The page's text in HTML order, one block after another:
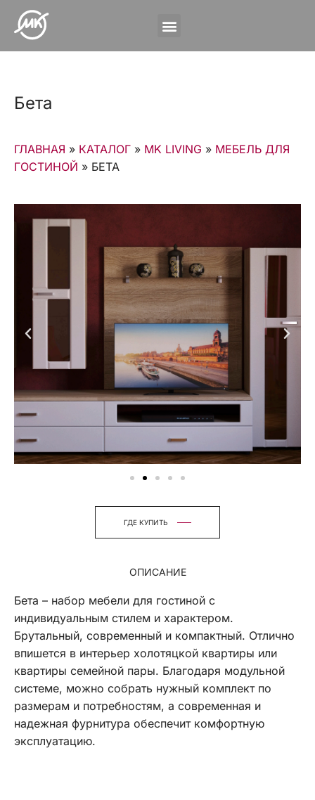
Бета
ГЛАВНАЯ » КАТАЛОГ » MK LIVING » МЕБЕЛЬ ДЛЯ
ГОСТИНОЙ » БЕТА
ГДЕ КУПИТЬ
ОПИСАНИЕ
Бета – набор мебели для гостиной с
индивидуальным стилем и характером.
Брутальный, современный и компактный. Отлично
впишется в интерьер холотяцкой квартиры или
квартиры семейной пары. Благодаря модульной
системе, можно собрать нужный комплект по
размерам и потребностям, а современная и
надежная фурнитура обеспечит комфортную
эксплуатацию.